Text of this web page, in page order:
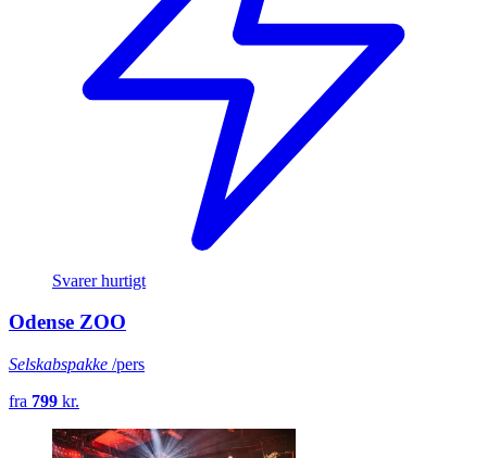
Svarer hurtigt
Odense ZOO
Selskabspakke /pers
fra 799 kr.